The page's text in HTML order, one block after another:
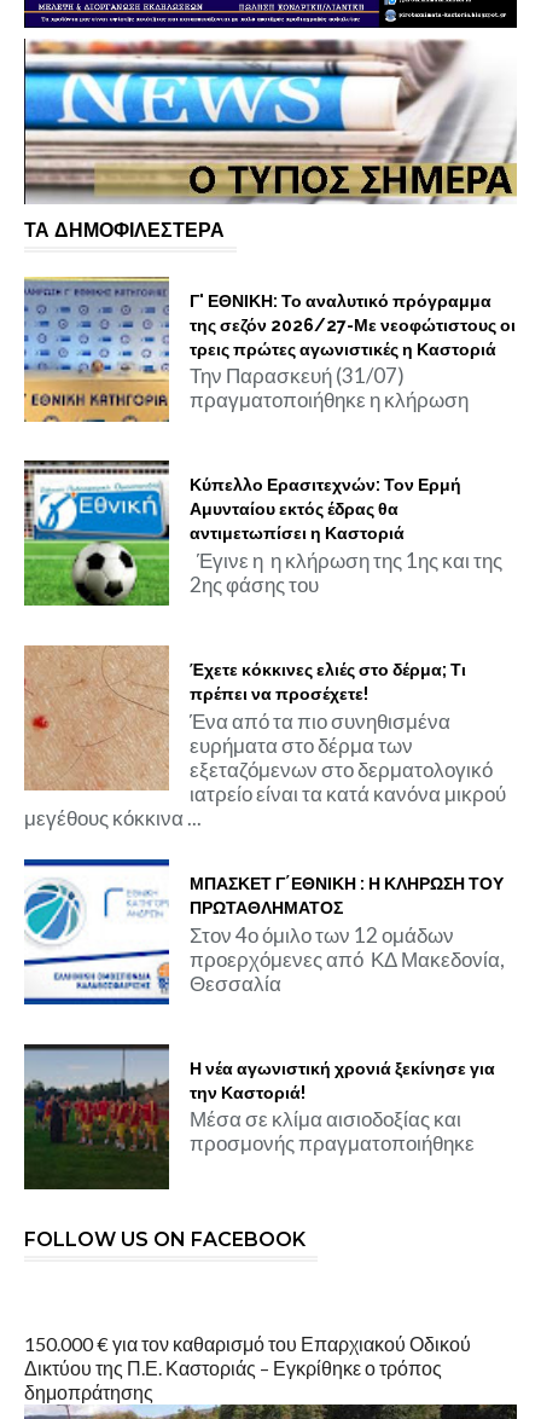
ΤΑ ΔΗΜΟΦΙΛΕΣΤΕΡΑ
Γ' ΕΘΝΙΚΗ: Το αναλυτικό πρόγραμμα
της σεζόν 2026/27-Με νεοφώτιστους οι
τρεις πρώτες αγωνιστικές η Καστοριά
Την Παρασκευή (31/07)
πραγματοποιήθηκε η κλήρωση
Κύπελλο Ερασιτεχνών: Τον Ερμή
Αμυνταίου εκτός έδρας θα
αντιμετωπίσει η Καστοριά
Έγινε η η κλήρωση της 1ης και της
2ης φάσης του
Έχετε κόκκινες ελιές στο δέρμα; Τι
πρέπει να προσέχετε!
Ένα από τα πιο συνηθισμένα
ευρήματα στο δέρμα των
εξεταζόμενων στο δερματολογικό
ιατρείο είναι τα κατά κανόνα μικρού
μεγέθους κόκκινα ...
ΜΠΑΣΚΕΤ Γ΄ΕΘΝΙΚΗ : Η ΚΛΗΡΩΣΗ ΤΟΥ
ΠΡΩΤΑΘΛΗΜΑΤΟΣ
Στον 4ο όμιλο των 12 ομάδων
προερχόμενες από ΚΔ Μακεδονία,
Θεσσαλία
Η νέα αγωνιστική χρονιά ξεκίνησε για
την Καστοριά!
Μέσα σε κλίμα αισιοδοξίας και
προσμονής πραγματοποιήθηκε
FOLLOW US ON FACEBOOK
150.000 € για τον καθαρισμό του Επαρχιακού Οδικού
Δικτύου της Π.Ε. Καστοριάς – Εγκρίθηκε ο τρόπος
δημοπράτησης